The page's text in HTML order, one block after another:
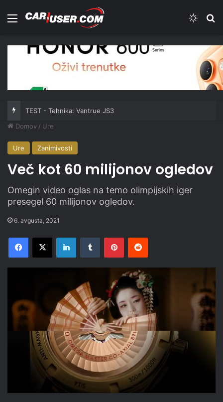
Meni
TEST - Tehnika: Vantrue JS3
Domov / Ure
Ure Zanimivosti
Več kot 60 milijonov ogledov
Omegin video oglas na temo olimpijskih iger
presegel 60 milijonov ogledov.
6. avgusta, 2021
Facebook
X LinkedInTumblr PinterestReddit